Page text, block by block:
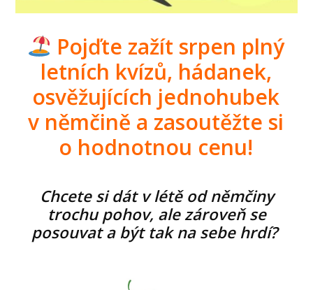
Pojďte zažít srpen plný
letních kvízů, hádanek,
osvěžujících jednohubek
v němčině a zasoutěžte si
o hodnotnou cenu!
Chcete si dát v létě od němčiny
trochu pohov, ale zároveň se
posouvat a být tak na sebe hrdí?